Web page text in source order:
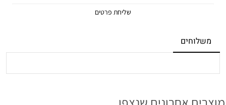
משלוחים